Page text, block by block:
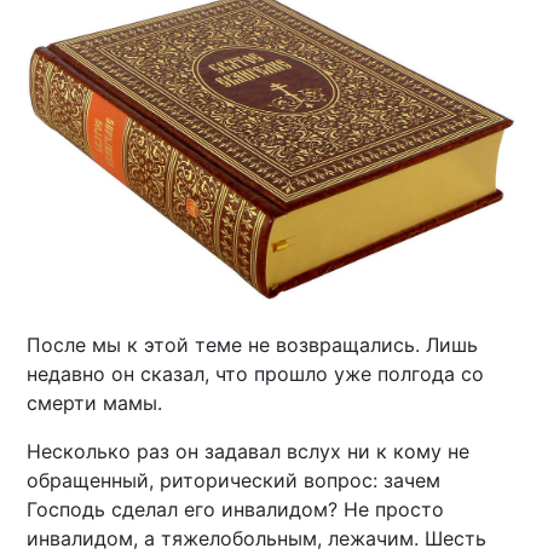
После мы к этой теме не возвращались. Лишь
недавно он сказал, что прошло уже полгода со
смерти мамы.
Несколько раз он задавал вслух ни к кому не
обращенный, риторический вопрос: зачем
Господь сделал его инвалидом? Не просто
инвалидом, а тяжелобольным, лежачим. Шесть